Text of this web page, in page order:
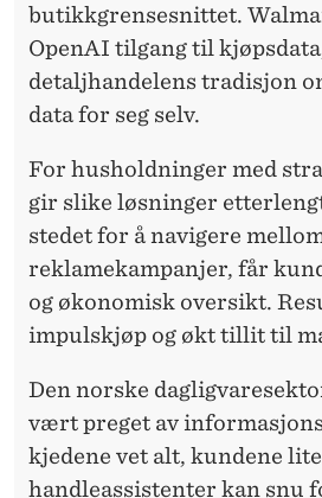
butikkgrensesnittet.
OpenAI tilgang til
detaljhandelens tradisjon
data for seg selv.
For husholdninger med
gir slike løsninger
stedet for å navigere
reklamekampanjer, får
og økonomisk oversikt.
impulskjøp og økt tillit til
Den norske
vært preget av
kjedene vet alt, kundene
handleassistenter kan snu